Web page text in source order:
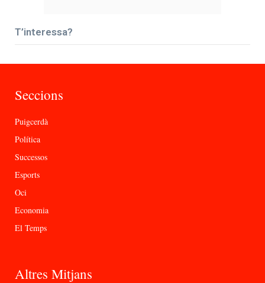
T’interessa?
Seccions
Puigcerdà
Política
Successos
Esports
Oci
Economia
El Temps
Altres Mitjans